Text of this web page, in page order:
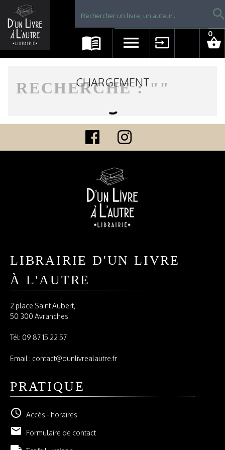
Librairie D'un livre à l'autre - Avranches
menu_book menu input shopping_basket
0
RECHERCHE : " "
CHARGEMENT
LIBRAIRIE D'UN LIVRE
À L'AUTRE
2 place Saint Aubert,
50 300 Avranches
Tél: 09 87 15 22 57
Email : contact@dunlivrealautre.fr
PRATIQUE
schedule Accès - horaires
email Formulaire de contact